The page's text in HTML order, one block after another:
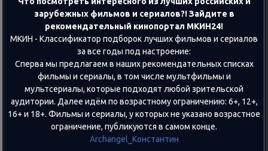
зарубежных фильмов и сериалов?! Зайдите в
рекомендательный кинопортал МКИН24!
МКИН - Классификатор подборок лучших фильмов и сериалов
за все годы под настроение:
Сперва мы предлагаем в наших рекомендательных списках
фильмы и сериалы, в том числе мультфильмы и
мультсериалы, которые подходят любой зрительской
аудитории. Далее идём по возрастному ограничению: 6+, 12+,
16+ и 18+. Фильмы и сериалы, у которых не указано возрастное
ограничение, публикуются в самом конце.
Archangel_Константин